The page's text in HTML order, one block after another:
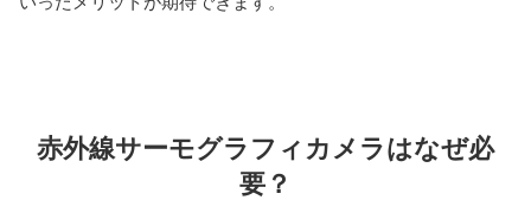
赤外線サーモグラフィカメラはなぜ必
要？